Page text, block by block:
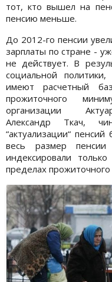
тот, кто вышел на
пенсию меньше.
До 2012-го пенсии
зарплаты по стране -
не действует. В
социальной
имеют расчетный
прожиточного
организации
Александр Ткач,
“актуализации“
весь размер
индексировали
пределах